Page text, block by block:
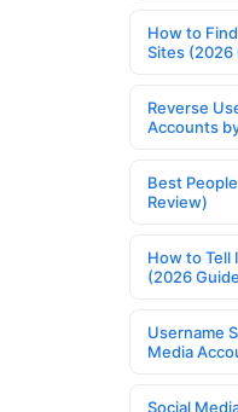
How to
Sites (2026
Reverse
Accounts
Best
Review)
How to Tell
(2026
Username
Media
Social